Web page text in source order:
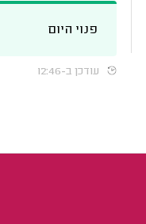
פנוי היום
עודכן ב-12:46